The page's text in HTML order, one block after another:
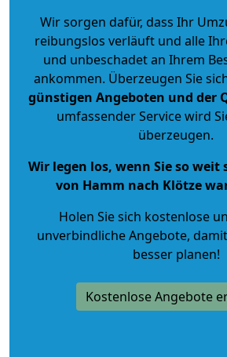
Wir sorgen dafür, dass Ihr
reibungslos verläuft und alle
und unbeschadet an Ihrem
ankommen. Überzeugen Sie
günstigen Angeboten und der
umfassender Service wird
überzeugen.
Wir legen los, wenn Sie so weit
von Hamm nach Klötze
Holen Sie sich kostenlose
unverbindliche Angebote,
besser planen!
Kostenlose Angebote